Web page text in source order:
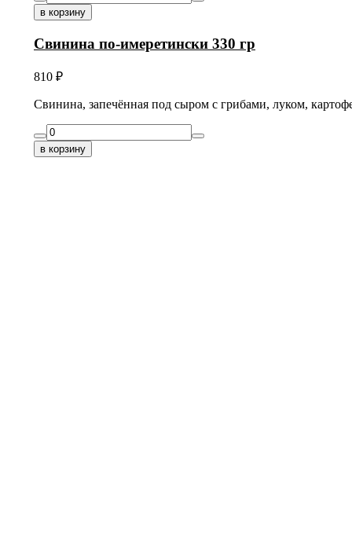
в корзину
Свинина по-имеретински 330 гр
810 ₽
Свинина, запечённая под сыром с грибами, луком,
в корзину